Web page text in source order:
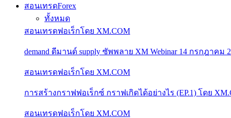
สอนเทรดForex
ทั้งหมด
สอนเทรดฟอเร็กโดย XM.COM
demand ดีมานด์ supply ซัพพลาย XM Webinar 14 กรกฎาคม
สอนเทรดฟอเร็กโดย XM.COM
การสร้างกราฟฟอเร็กซ์ กราฟเกิดได้อย่างไร (EP.1) โดย
สอนเทรดฟอเร็กโดย XM.COM